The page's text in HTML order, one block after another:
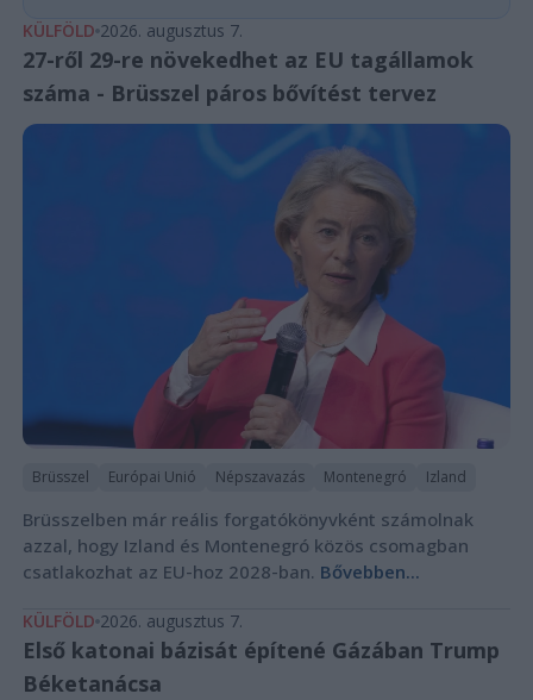
KÜLFÖLD 2026. augusztus 7.
27-ről 29-re növekedhet az EU tagállamok
száma - Brüsszel páros bővítést tervez
Brüsszel Európai Unió Népszavazás Montenegró Izland
Brüsszelben már reális forgatókönyvként számolnak
azzal, hogy Izland és Montenegró közös csomagban
csatlakozhat az EU-hoz 2028-ban. Bővebben...
KÜLFÖLD 2026. augusztus 7.
Első katonai bázisát építené Gázában Trump
Béketanácsa